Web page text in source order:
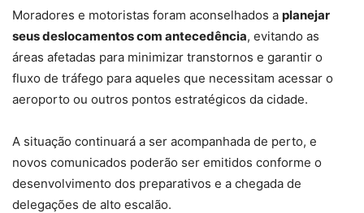
Moradores e motoristas foram aconselhados a planejar
seus deslocamentos com antecedência, evitando as
áreas afetadas para minimizar transtornos e garantir o
fluxo de tráfego para aqueles que necessitam acessar o
aeroporto ou outros pontos estratégicos da cidade.
A situação continuará a ser acompanhada de perto, e
novos comunicados poderão ser emitidos conforme o
desenvolvimento dos preparativos e a chegada de
delegações de alto escalão.